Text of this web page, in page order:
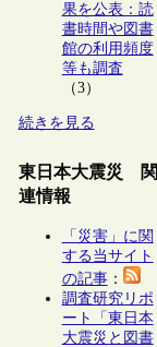
果を公表：読
書時間や図書
館の利用頻度
等も調査
（3）
続きを見る
東日本大震災 関
連情報
「災害」に関
する当サイト
の記事：
調査研究リポ
ート「東日本
大震災と図書